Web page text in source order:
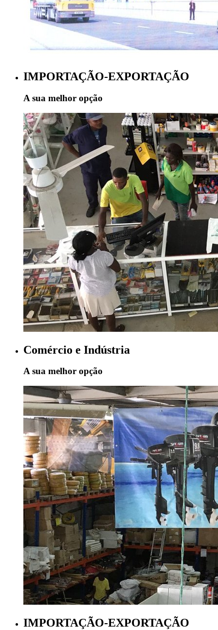
IMPORTAÇÃO-EXPORTAÇÃO
A sua melhor opção
Comércio e Indústria
A sua melhor opção
IMPORTAÇÃO-EXPORTAÇÃO